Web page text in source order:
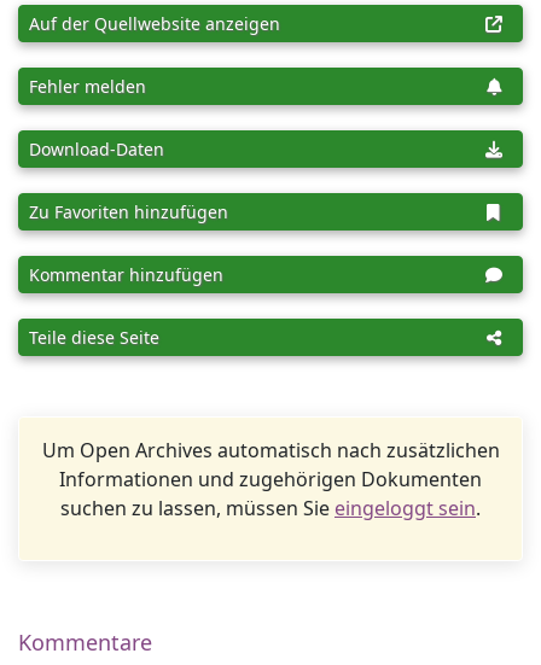
Auf der Quellwebsite anzeigen
Fehler melden
Download-Daten
Zu Favoriten hinzufügen
Kommentar hinzufügen
Teile diese Seite
Um Open Archives automatisch nach zusätzlichen
Informationen und zugehörigen Dokumenten
suchen zu lassen, müssen Sie eingeloggt sein.
Kommentare